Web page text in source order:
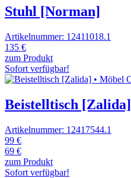
Stuhl [Norman]
Artikelnummer: 12411018.1
135 €
zum Produkt
Sofort verfügbar!
Beistelltisch [Zalida]
Artikelnummer: 12417544.1
99 €
69 €
zum Produkt
Sofort verfügbar!